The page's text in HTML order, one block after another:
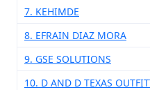
7. KEHIMDE
8. EFRAIN DIAZ MORA
9. GSE SOLUTIONS
10. D AND D TEXAS